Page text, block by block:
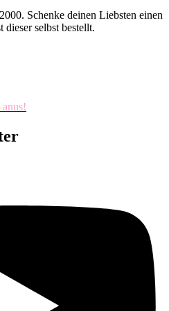
Schenke deinen Liebsten einen
selbst bestellt.
anus!